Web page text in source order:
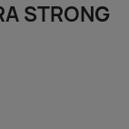
STRONG